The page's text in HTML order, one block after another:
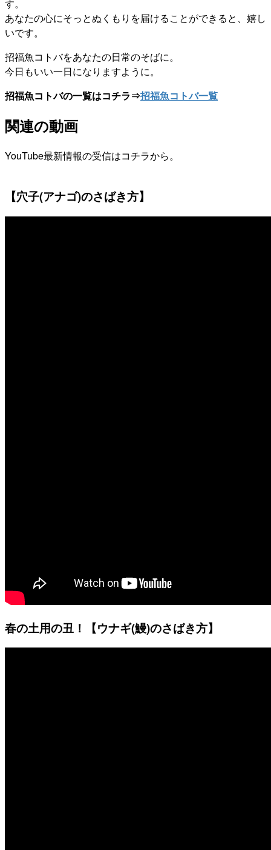
す。
あなたの心にそっとぬくもりを届けることができると、嬉し
いです。
招福魚コトバをあなたの日常のそばに。
今日もいい一日になりますように。
招福魚コトバの一覧はコチラ⇒招福魚コトバ一覧
関連の動画
YouTube最新情報の受信はコチラから。
【穴子(アナゴ)のさばき方】
春の土用の丑！【ウナギ(鰻)のさばき方】